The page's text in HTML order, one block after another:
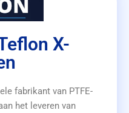
X-
fabrikant van PTFE-
het leveren van